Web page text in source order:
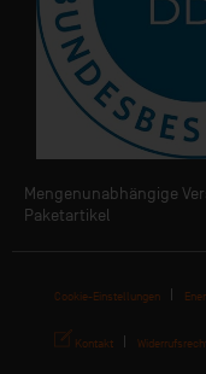
Mengenunabhängige
Paketartikel
Cookie-Einstellungen
Kontakt